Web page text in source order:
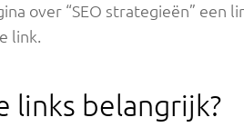
over “SEO strategieën” een
link.
links belangrijk?